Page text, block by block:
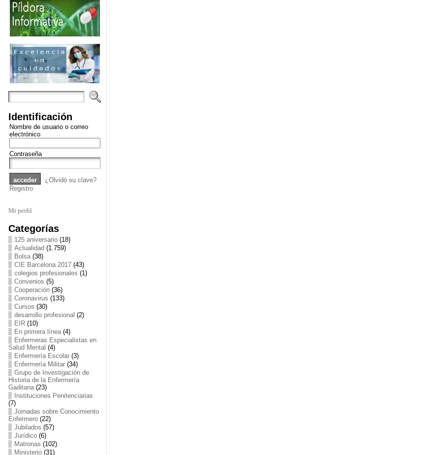
Identificación
Nombre de usuario o correo
electrónico
Contraseña
¿Olvidó su clave?
Registro
Mi perfil
Categorías
125 aniversario(18)
Actualidad (1.759)
Bolsa(38)
CIE Barcelona 2017(43)
colegios profesionales (1)
Convenios (5)
Cooperación(36)
Coronavirus (133)
Cursos (30)
desarrollo profesional (2)
EIR(10)
En primera línea(4)
Enfermeras Especialistas en
Salud Mental (4)
Enfermería Escolar(3)
Enfermería Militar(34)
Grupo de Investigación de
Historia de la Enfermería
Gaditana(23)
Instituciones Penitenciarias
(7)
Jornadas sobre Conocimiento
Enfermero(22)
Jubilados (57)
Jurídico(6)
Matronas (102)
Ministerio(31)